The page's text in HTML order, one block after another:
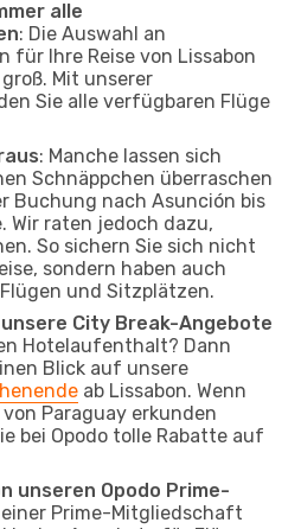
alle
: Die Auswahl an
für Ihre Reise von Lissabon
Mit unserer
Sie alle verfügbaren Flüge
: Manche lassen sich
Schnäppchen überraschen
Buchung nach Asunción bis
Wir raten jedoch dazu,
So sichern Sie sich nicht
sondern haben auch
und Sitzplätzen.
City Break-Angebote
Hotelaufenthalt? Dann
Blick auf unsere
ab Lissabon. Wenn
Paraguay erkunden
bei Opodo tolle Rabatte auf
unseren Opodo Prime-
einer Prime-Mitgliedschaft